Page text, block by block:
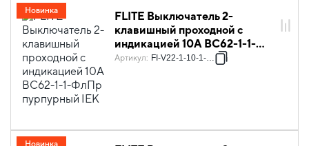
FLITE Выключатель 2-
клавишный проходной с
индикацией 10А ВС62-1-1-
ФлПр пурпурный IEK
Артикул: FI-V22-1-10-1-K99
Новинка
Новинка